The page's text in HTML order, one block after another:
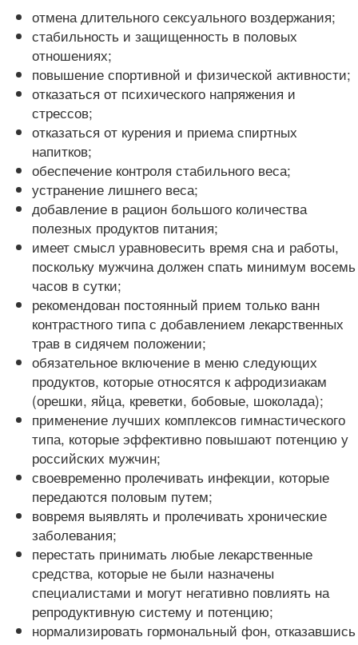
отмена длительного сексуального воздержания;
стабильность и защищенность в половых
отношениях;
повышение спортивной и физической активности;
отказаться от психического напряжения и
стрессов;
отказаться от курения и приема спиртных
напитков;
обеспечение контроля стабильного веса;
устранение лишнего веса;
добавление в рацион большого количества
полезных продуктов питания;
имеет смысл уравновесить время сна и работы,
поскольку мужчина должен спать минимум восемь
часов в сутки;
рекомендован постоянный прием только ванн
контрастного типа с добавлением лекарственных
трав в сидячем положении;
обязательное включение в меню следующих
продуктов, которые относятся к афродизиакам
(орешки, яйца, креветки, бобовые, шоколада);
применение лучших комплексов гимнастического
типа, которые эффективно повышают потенцию у
российских мужчин;
своевременно пролечивать инфекции, которые
передаются половым путем;
вовремя выявлять и пролечивать хронические
заболевания;
перестать принимать любые лекарственные
средства, которые не были назначены
специалистами и могут негативно повлиять на
репродуктивную систему и потенцию;
нормализировать гормональный фон, отказавшись